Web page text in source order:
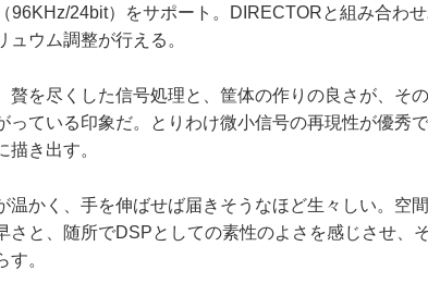
96KHz/24bit）をサポート。DIRECTORと組み合わ
ウム調整が行える。
を尽くした信号処理と、筐体の作りの良さが、そ
っている印象だ。とりわけ微小信号の再現性が優秀
描き出す。
温かく、手を伸ばせば届きそうなほど生々しい。空
さと、随所でDSPとしての素性のよさを感じさせ、
。